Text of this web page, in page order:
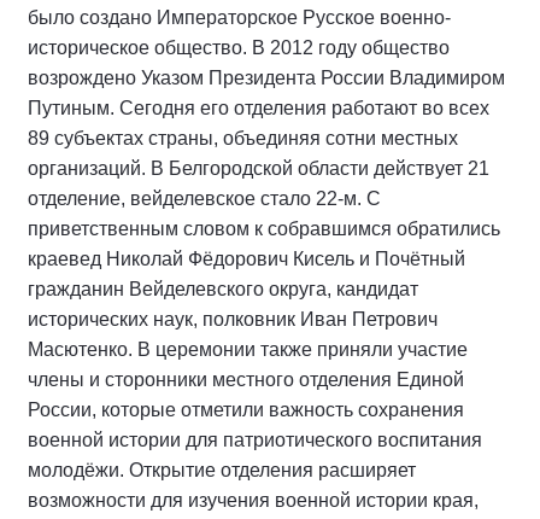
было создано Императорское Русское военно-
историческое общество. В 2012 году общество
возрождено Указом Президента России Владимиром
Путиным. Сегодня его отделения работают во всех
89 субъектах страны, объединяя сотни местных
организаций. В Белгородской области действует 21
отделение, вейделевское стало 22-м. С
приветственным словом к собравшимся обратились
краевед Николай Фёдорович Кисель и Почётный
гражданин Вейделевского округа, кандидат
исторических наук, полковник Иван Петрович
Масютенко. В церемонии также приняли участие
члены и сторонники местного отделения Единой
России, которые отметили важность сохранения
военной истории для патриотического воспитания
молодёжи. Открытие отделения расширяет
возможности для изучения военной истории края,